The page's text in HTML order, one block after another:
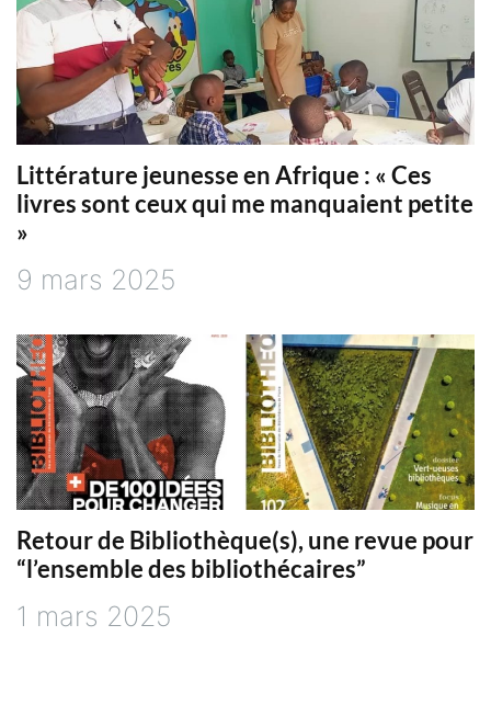
Littérature jeunesse en Afrique : « Ces
livres sont ceux qui me manquaient petite
»
9 mars 2025
Retour de Bibliothèque(s), une revue pour
“l’ensemble des bibliothécaires”
1 mars 2025